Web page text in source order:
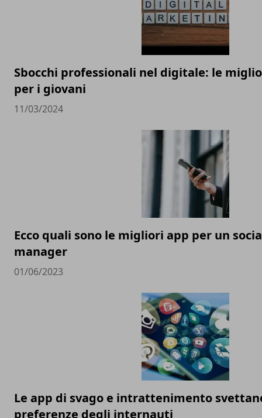
Sbocchi professionali nel digitale: le
per i giovani
11/03/2024
Ecco quali sono le migliori app per un
manager
01/06/2023
Le app di svago e intrattenimento
preferenze degli internauti